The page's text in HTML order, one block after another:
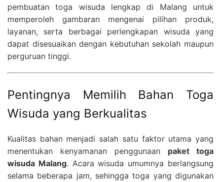
pembuatan toga wisuda lengkap di Malang untuk
memperoleh gambaran mengenai pilihan produk,
layanan, serta berbagai perlengkapan wisuda yang
dapat disesuaikan dengan kebutuhan sekolah maupun
perguruan tinggi.
Pentingnya Memilih Bahan Toga
Wisuda yang Berkualitas
Kualitas bahan menjadi salah satu faktor utama yang
menentukan kenyamanan penggunaan paket toga
wisuda Malang. Acara wisuda umumnya berlangsung
selama beberapa jam, sehingga toga yang digunakan